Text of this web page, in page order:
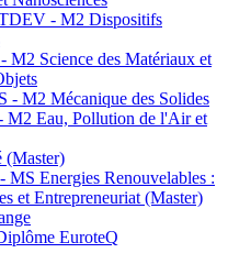
- M2 Dispositifs
M2 Science des Matériaux et
- M2 Mécanique des Solides
M2 Eau, Pollution de l'Air et
(Master)
MS Energies Renouvelables :
et Entrepreneuriat (Master)
EuroteQ